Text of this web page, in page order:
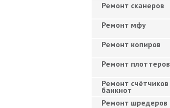
Ремонт сканеров
Ремонт мфу
Ремонт копиров
Ремонт плоттеров
Ремонт счётчиков
банкнот
Ремонт шредеров